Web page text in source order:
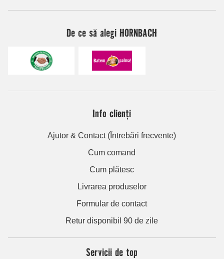
De ce să alegi HORNBACH
Info clienți
Ajutor & Contact (Întrebări frecvente)
Cum comand
Cum plătesc
Livrarea produselor
Formular de contact
Retur disponibil 90 de zile
Servicii de top